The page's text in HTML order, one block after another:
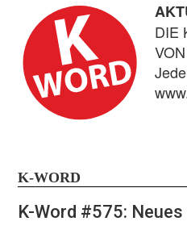
DIE
K-WORD
K-Word #575:
Bleibt out und